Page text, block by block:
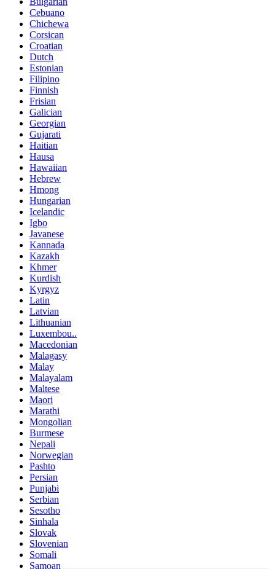
Cebuano
Chichewa
Corsican
Croatian
Dutch
Estonian
Filipino
Finnish
Frisian
Galician
Georgian
Gujarati
Haitian
Hausa
Hawaiian
Hebrew
Hmong
Hungarian
Icelandic
Igbo
Javanese
Kannada
Kazakh
Khmer
Kurdish
Kyrgyz
Latin
Latvian
Lithuanian
Luxembou..
Macedonian
Malagasy
Malay
Malayalam
Maltese
Maori
Marathi
Mongolian
Burmese
Nepali
Norwegian
Pashto
Persian
Punjabi
Serbian
Sesotho
Sinhala
Slovak
Slovenian
Somali
Samoan